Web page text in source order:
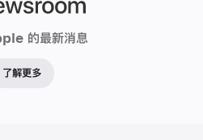
的最新消息
了解更多